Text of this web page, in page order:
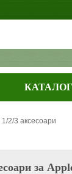
КАТАЛОГ
2/3 аксесоари
за